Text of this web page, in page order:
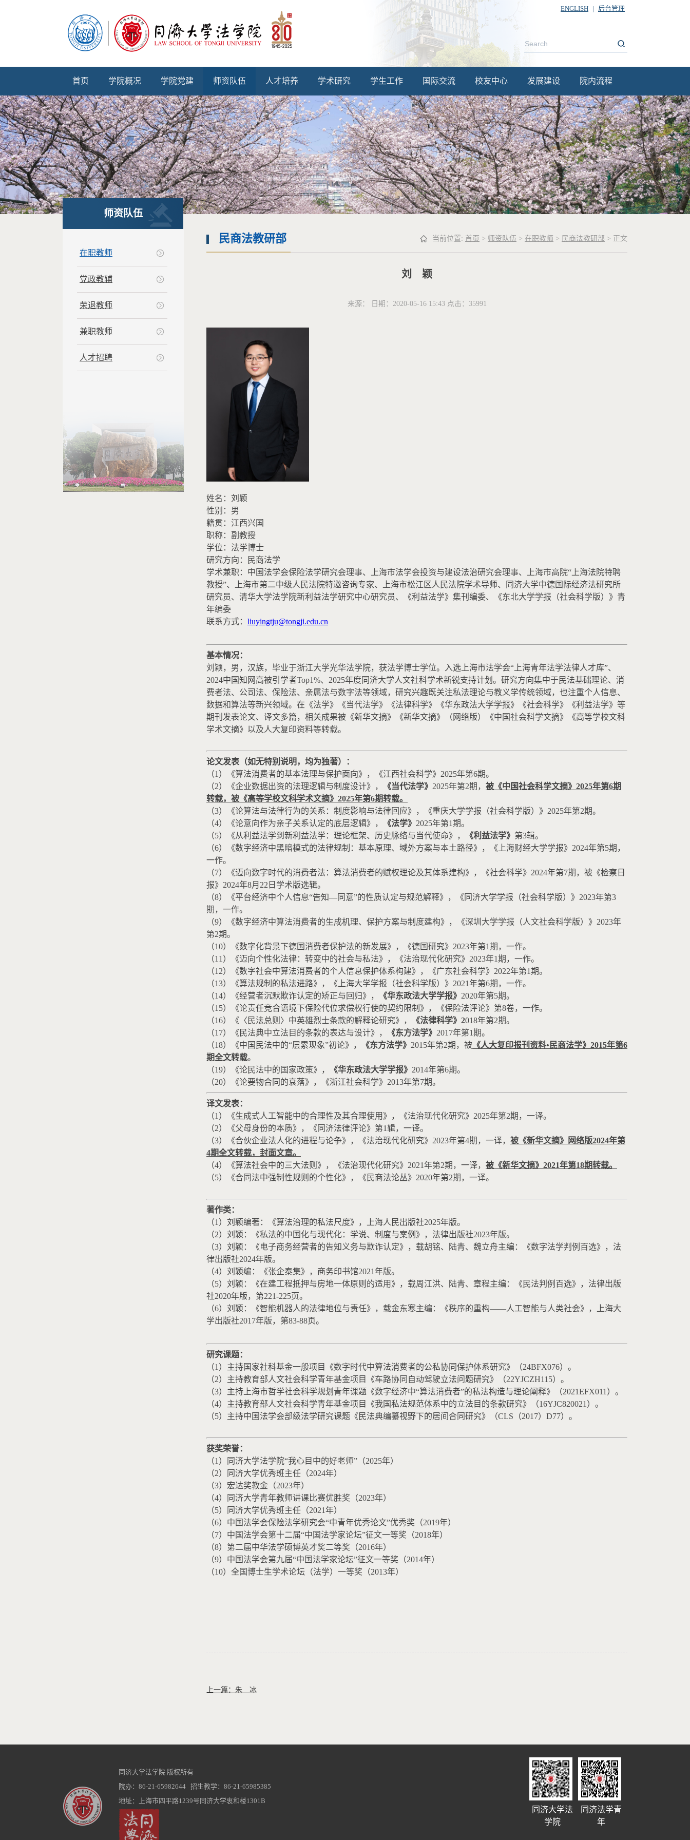
ENGLISH | 后台管理
首页 学院概况 学院党建 师资队伍 人才培养 学术研究 学生工作 国际交流 校友中心 发展建设 院内流程
师资队伍
在职教师
党政教辅
荣退教师
兼职教师
人才招聘
当前位置: 首页 > 师资队伍 > 在职教师 > 民商法教研部 > 正文
民商法教研部
刘 颖
来源： 日期：2020-05-16 15:43 点击： 35991
姓名：刘颖
性别：男
籍贯：江西兴国
职称：副教授
学位：法学博士
研究方向：
民商法学
学术兼职：中国法学会保险法学研究会理事、上海市法学会投资与建设法治研究会理事、上海市高院“上海法院特聘
教授”、上海市第二中级人民法院特邀咨询专家、上海市松江区人民法院学术导师、同济大学中德国际经济法研究所
研究员、清华大学法学院新利益法学研究中心研究员、《利益法学》集刊编委、《东北大学学报（社会科学版）》青
年编委
联系方式： liuyingtju@tongji.edu.cn
基本情况：
刘颖，男，汉族，毕业于浙江大学光华法学院，获法学博士学位。入选上海市法学会“上海青年法学法律人才库”、
2024中国知网高被引学者Top1%、 2025年度同济大学人文社科学术新锐支持计划。研究方向集中于民法基础理论、消
费者法、公司法、保险法、亲属法与数字法等领域，研究兴趣既关注私法理论与教义学传统领域，也注重个人信息、
数据和算法等新兴领域。在《法学》《当代法学》《法律科学》《华东政法大学学报》《社会科学》《利益法学》等
期刊发表论文、译文多篇，相关成果被《新华文摘》《新华文摘》（网络版）《中国社会科学文摘》《高等学校文科
学术文摘》以及人大复印资料等转载。
论文发表（如无特别说明，均为独著）：
（1 ）《算法消费者的基本法理与保护面向》，《江西社会科学》 2025年第6期。
（2）《企业数据出资的法理逻辑与制度设计》， 《当代法学》 2025年第2期， 被《中国社会科学文摘》 2025年第6期
转载， 被《高等学校文科学术文摘》 2025年第6期转载。
（3）《论算法与法律行为的关系：制度影响与法律回应》，《重庆大学学报（社会科学版）》 2025年第2期。
（4）《论意向作为亲子关系认定的底层逻辑》， 《法学》 2025年第1期。
（5）《从利益法学到新利益法学：理论框架、历史脉络与当代使命》， 《利益法学》 第3辑。
（6）《数字经济中黑暗模式的法律规制：基本原理、域外方案与本土路径》，《上海财经大学学报》 2024年第5期，
一作。
（7）《迈向数字时代的消费者法：算法消费者的赋权理论及其体系建构》，《社会科学》 2024年第7期，被《检察日
报》 2024年8月 22 日学术版选辑。
（8）《平台经济中个人信息“告知—同意”的性质认定与规范解释》，《同济大学学报（社会科学版）》 2023年第3
期，一作。
（9）《数字经济中算法消费者的生成机理、保护方案与制度建构》，《深圳大学学报（人文社会科学版）》 2023年
第2期。
（10）《数字化背景下德国消费者保护法的新发展》，《德国研究》 2023年第1期，一作。
（11 ）《迈向个性化法律：转变中的社会与私法》，《法治现代化研究》 2023年1期，一作。
（12）《数字社会中算法消费者的个人信息保护体系构建》，《广东社会科学》 2022年第1期。
（13）《算法规制的私法进路》，《上海大学学报（社会科学版）》 2021年第6期，一作。
（14）《经营者沉默欺诈认定的矫正与回归》， 《华东政法大学学报》 2020年第5期。
（15）《论责任竞合语境下保险代位求偿权行使的契约限制》，《保险法评论》第8卷，一作。
（16）《〈民法总则〉中英雄烈士条款的解释论研究》， 《法律科学》 2018年第2期。
（17）《民法典中立法目的条款的表达与设计》， 《东方法学》 2017年第1期。
（18）《中国民法中的“层累现象”初论》， 《东方法学》 2015年第2期，被 《人大复印报刊资料• 民商法学》 2015年第6
期全文转载。
（19）《论民法中的国家政策》， 《华东政法大学学报》 2014年第6期。
（20）《论要物合同的衰落》，《浙江社会科学》 2013年第7期。
译文发表：
（1 ）《生成式人工智能中的合理性及其合理使用》，《法治现代化研究》 2025年第2期，一译。
（2）《父母身份的本质》，《同济法律评论》第1辑，一译。
（3）《合伙企业法人化的进程与论争》，《法治现代化研究》 2023年第4期，一译， 被《新华文摘》网络版2024年第
4期全文转载，封面文章。
（4）《算法社会中的三大法则》，《法治现代化研究》 2021年第2期，一译， 被《新华文摘》 2021年第18期转载。
（5）《合同法中强制性规则的个性化》，《民商法论丛》 2020年第2期，一译。
著作类：
（1 ）刘颖编著：《算法治理的私法尺度》，上海人民出版社2025年版。
（2）刘颖：《私法的中国化与现代化：学说、制度与案例》，法律出版社2023年版。
（3）刘颖：《电子商务经营者的告知义务与欺诈认定》，载胡铭、陆青、魏立舟主编：《数字法学判例百选》，法
律出版社2024年版。
（4）刘颖编：《张企泰集》，商务印书馆2021年版。
（5）刘颖：《在建工程抵押与房地一体原则的适用》，载周江洪、陆青、章程主编：《民法判例百选》，法律出版
社2020年版，第221-225页。
（6）刘颖：《智能机器人的法律地位与责任》，载金东寒主编：《秩序的重构——人工智能与人类社会》，上海大
学出版社2017年版，第83-88页。
研究课题：
（1 ）主持国家社科基金一般项目《数字时代中算法消费者的公私协同保护体系研究》（24BFX076）。
（2）主持教育部人文社会科学青年基金项目《车路协同自动驾驶立法问题研究》（22YJCZH115）。
（3）主持上海市哲学社会科学规划青年课题《数字经济中“算法消费者”的私法构造与理论阐释》（2021EFX011 ）。
（4）主持教育部人文社会科学青年基金项目《我国私法规范体系中的立法目的条款研究》（16YJC820021 ）。
（5）主持中国法学会部级法学研究课题《民法典编纂视野下的居间合同研究》（CLS （2017） D77）。
获奖荣誉：
（1 ）同济大学法学院“我心目中的好老师”（2025年）
（2）同济大学优秀班主任（2024年）
（3）宏达奖教金（2023年）
（4）同济大学青年教师讲课比赛优胜奖（2023年）
（5）同济大学优秀班主任（2021年）
（6）中国法学会保险法学研究会“中青年优秀论文”优秀奖（2019年）
（7）中国法学会第十二届“中国法学家论坛”征文一等奖（2018年）
（8）第二届中华法学硕博英才奖二等奖（2016年）
（9）中国法学会第九届“中国法学家论坛”征文一等奖（2014年）
（10）全国博士生学术论坛（法学）一等奖（2013年）
上一篇：朱 冰
同济大学法学院 版权所有
院办：86-21-65982644 招生教学：86-21-65985385
地址：上海市四平路1239号同济大学衷和楼1301B
同济大学法
学院
同济法学青
年